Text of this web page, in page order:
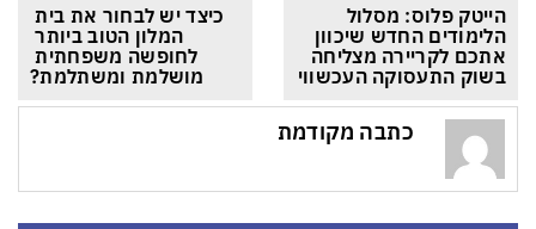
הייטק פלוס: מסלול
הלימודים החדש שיכוון
אתכם לקריירה מצליחה
בשוק התעסוקה העכשווי
כיצד יש לבחור את בית
המלון הטוב ביותר
לחופשה משפחתית
מושלמת ומשתלמת?
כתבה מקודמת